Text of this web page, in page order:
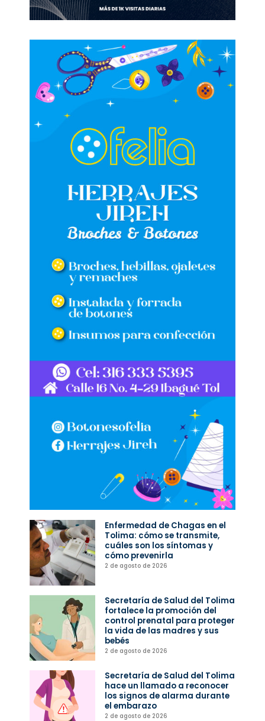
Enfermedad de Chagas en el
Tolima: cómo se transmite,
cuáles son los síntomas y
cómo prevenirla
2 de agosto de 2026
Secretaría de Salud del Tolima
fortalece la promoción del
control prenatal para proteger
la vida de las madres y sus
bebés
2 de agosto de 2026
Secretaría de Salud del Tolima
hace un llamado a reconocer
los signos de alarma durante
el embarazo
2 de agosto de 2026